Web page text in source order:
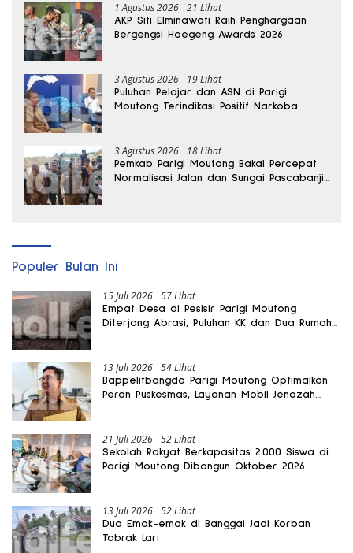
1 Agustus 2026 21 Lihat
AKP Siti Elminawati Raih Penghargaan
Bergengsi Hoegeng Awards 2026
3 Agustus 2026 19 Lihat
Puluhan Pelajar dan ASN di Parigi
Moutong Terindikasi Positif Narkoba
3 Agustus 2026 18 Lihat
Pemkab Parigi Moutong Bakal Percepat
Normalisasi Jalan dan Sungai Pascabanjir
Populer Bulan Ini
15 Juli 2026 57 Lihat
Empat Desa di Pesisir Parigi Moutong
Diterjang Abrasi, Puluhan KK dan Dua Rumah
13 Juli 2026 54 Lihat
Bappelitbangda Parigi Moutong Optimalkan
Peran Puskesmas, Layanan Mobil Jenazah
21 Juli 2026 52 Lihat
Sekolah Rakyat Berkapasitas 2.000 Siswa di
Parigi Moutong Dibangun Oktober 2026
13 Juli 2026 52 Lihat
Dua Emak-emak di Banggai Jadi Korban
Tabrak Lari